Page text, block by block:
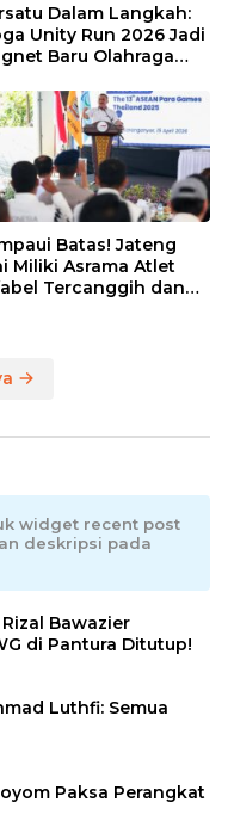
Dalam Langkah:
Unity Run 2026 Jadi
Baru Olahraga
Batas! Jateng
Miliki Asrama Atlet
Tercanggih dan
widget recent post
deskripsi pada
Bawazier
di Pantura Ditutup!
Luthfi: Semua
Paksa Perangkat